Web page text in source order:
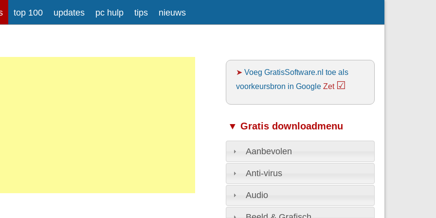
top 100 updates pc hulp tips nieuws
Meer informatie over tekstopmaak
worden automatisch naar links omgezet.
➤Voeg GratisSoftware.nl toe als
voorkeursbron in Google Zet ☑
▼ Gratis downloadmenu
Aanbevolen
Anti-virus
Audio